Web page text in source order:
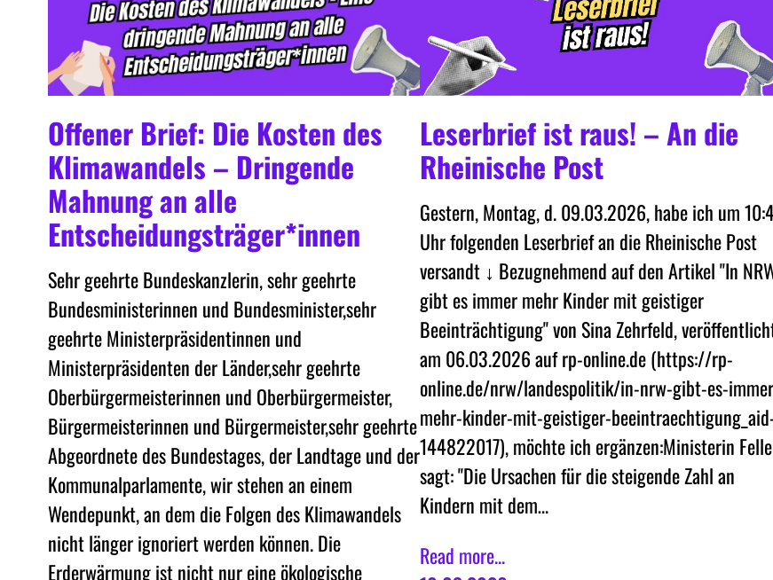
Offener Brief: Die Kosten des
Klimawandels – Dringende
Mahnung an alle
Entscheidungsträger*innen
Sehr geehrte Bundeskanzlerin, sehr geehrte
Bundesministerinnen und Bundesminister,sehr
geehrte Ministerpräsidentinnen und
Ministerpräsidenten der Länder,sehr geehrte
Oberbürgermeisterinnen und Oberbürgermeister,
Bürgermeisterinnen und Bürgermeister,sehr geehrte
Abgeordnete des Bundestages, der Landtage und der
Kommunalparlamente, wir stehen an einem
Wendepunkt, an dem die Folgen des Klimawandels
nicht länger ignoriert werden können. Die
Erderwärmung ist nicht nur eine ökologische
Leserbrief ist raus! – An die
Rheinische Post
Gestern, Montag, d. 09.03.2026, habe ich um
Uhr folgenden Leserbrief an die Rheinische Post
versandt ↓ Bezugnehmend auf den Artikel "In
gibt es immer mehr Kinder mit geistiger
Beeinträchtigung" von Sina Zehrfeld,
am 06.03.2026 auf rp-online.de (https://rp-
online.de/nrw/landespolitik/in-nrw-gibt-es-
mehr-kinder-mit-geistiger-
144822017), möchte ich ergänzen:Ministerin
sagt: "Die Ursachen für die steigende Zahl an
Kindern mit dem…
Read more...